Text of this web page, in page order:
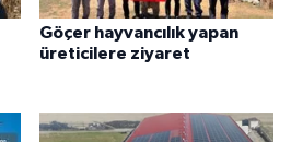
Göçer hayvancılık yapan
üreticilere ziyaret